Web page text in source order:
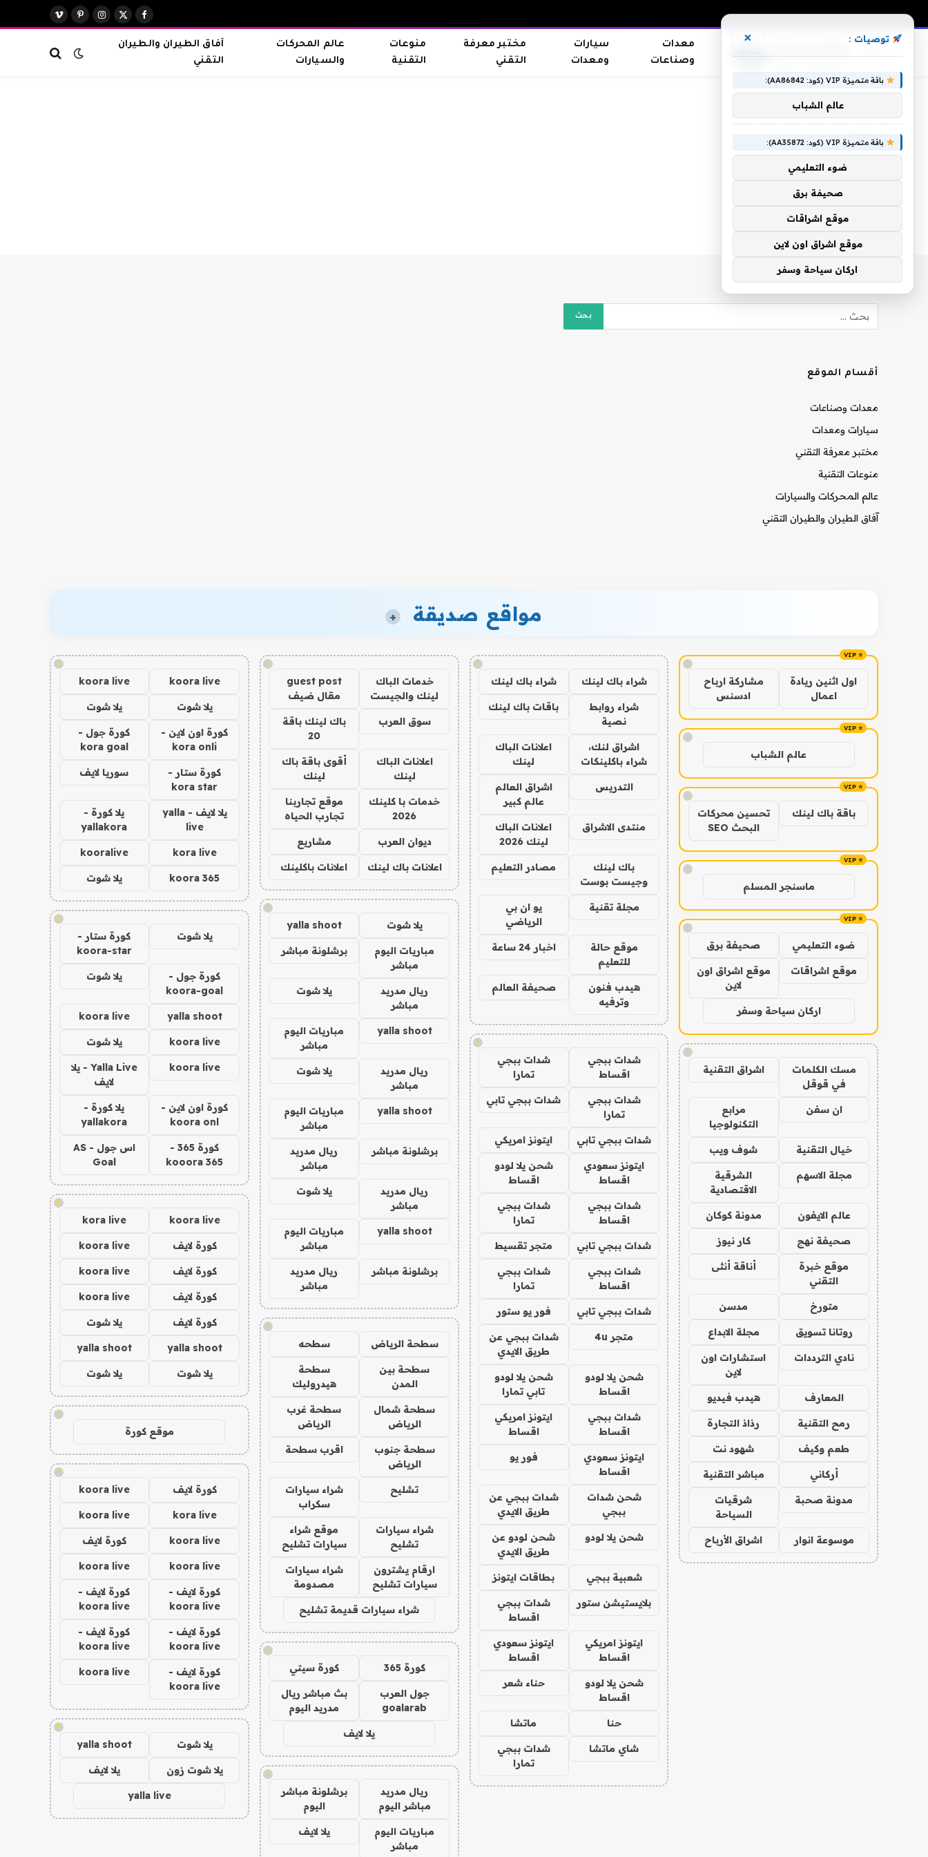
فيسبوك
X
الانستغرامبينتيريست
فيميو
معدات
وصناعات
سيارات
ومعدات
مختبر معرفة
التقني
منوعات
التقنية
عالم المحركات
والسيارات
آفاق الطيران والطيران
التقني
TV
أقسام الموقع
معدات وصناعات
سيارات ومعدات
مختبر معرفة التقني
منوعات التقنية
عالم المحركات والسيارات
آفاق الطيران والطيران التقني
مواقع صديقة +
!
اول اثنين ريادة
اعمال
مشاركة ارباح
ادسنس
!
عالم الشباب
!
باقة باك لينك
تحسين محركات
البحث SEO
!
ماسنجر المسلم
!
ضوء التعليمي صحيفة برق
موقع اشراقات
موقع اشراق اون
لاين
اركان سياحة وسفر
!
مسك الكلمات
في قوقل
اشراق التقنية
ان سفن
مرابع
التكنولوجيا
خيال التقنية شوف ويب
مجلة الاسهم
الشرقية
الاقتصادية
عالم الايفون مدونة كوكان
صحيفة نهج كار نيوز
موقع خبرة
التقني
أناقة أنثى
متورخ مدسن
روتانا تسويق مجلة الابداع
نادي الترددات
استشارات اون
لاين
المعارف هيدب فيديو
رمح التقنية رذاذ التجارة
طعم وكيف شهود نت
أركاني مباشر التقنية
مدونة صحبة
شرقيات
السياحة
موسوعة انوار اشراق الأرباح
!
شراء باك لينك شراء باك لينك
شراء روابط
نصية
باقات باك لينك
اشراق لنك،
شراء باكلينكات
اعلانات الباك
لينك
التدريس
اشراق العالم
عالم كبير
منتدى الاشراق
اعلانات الباك
لينك 2026
باك لينك
وجيست بوست
مصادر التعليم
مجلة تقنية
يو ان بي
الرياضي
موقع حالة
للتعليم
اخبار 24 ساعة
هيدب فنون
وترفيه
صحيفة العالم
!
شدات ببجي
اقساط
شدات ببجي
تمارا
شدات ببجي
تمارا
شدات ببجي تابي
شدات ببجي تابي ايتونز امريكي
ايتونز سعودي
اقساط
شحن يلا لودو
اقساط
شدات ببجي
اقساط
شدات ببجي
تمارا
شدات ببجي تابي متجر تقسيط
شدات ببجي
اقساط
شدات ببجي
تمارا
شدات ببجي تابي فور يو ستور
متجر 4u
شدات ببجي عن
طريق الايدي
شحن يلا لودو
اقساط
شحن يلا لودو
تابي تمارا
شدات ببجي
اقساط
ايتونز امريكي
اقساط
ايتونز سعودي
اقساط
فور يو
شحن شدات
ببجي
شدات ببجي عن
طريق الايدي
شحن يلا لودو
شحن لودو عن
طريق الايدي
شعبية ببجي بطاقات ايتونز
بلايستيشن ستور
شدات ببجي
اقساط
ايتونز امريكي
اقساط
ايتونز سعودي
اقساط
شحن يلا لودو
اقساط
حناء شعر
حنا ماتشا
شاي ماتشا
شدات ببجي
تمارا
!
خدمات الباك
لينك والجيست
guest post
مقال ضيف
سوق العرب
باك لينك باقة
20
اعلانات الباك
لينك
أقوى باقة باك
لينك
خدمات با كلينك
2026
موقع تجاربنا
تجارب الحياه
ديوان العرب مشاريع
اعلانات باك لينك اعلانات باكلينك
!
يلا شوت yalla shoot
مباريات اليوم
مباشر
برشلونة مباشر
ريال مدريد
مباشر
يلا شوت
yalla shoot
مباريات اليوم
مباشر
ريال مدريد
مباشر
يلا شوت
yalla shoot
مباريات اليوم
مباشر
برشلونة مباشر
ريال مدريد
مباشر
ريال مدريد
مباشر
يلا شوت
yalla shoot
مباريات اليوم
مباشر
برشلونة مباشر
ريال مدريد
مباشر
!
سطحة الرياض سطحه
سطحة بين
المدن
سطحة
هيدروليك
سطحة شمال
الرياض
سطحة غرب
الرياض
سطحة جنوب
الرياض
اقرب سطحة
تشليح
شراء سيارات
سكراب
شراء سيارات
تشليح
موقع شراء
سيارات تشليح
ارقام يشترون
سيارات تشليح
شراء سيارات
مصدومة
شراء سيارات قديمة تشليح
!
كورة 365 كورة سيتي
جول العرب
goalarab
بث مباشر ريال
مدريد اليوم
يلا لايف
!
ريال مدريد
مباشر اليوم
برشلونة مباشر
اليوم
مباريات اليوم
مباشر
يلا لايف
!
koora live
koora live
يلا شوت يلا شوت
كورة اون لاين -
kora onli
كورة جول -
kora goal
كورة ستار -
kora star
سوريا لايف
يلا لايف - yalla
live
يلا كورة -
yallakora
kora live
kooralive
koora 365 يلا شوت
!
يلا شوت
كورة ستار -
koora-star
كورة جول -
koora-goal
يلا شوت
yalla shoot
koora live
koora live يلا شوت
koora live
Yalla Live - يلا
لايف
كورة اون لاين -
koora onl
يلا كورة -
yallakora
كورة 365 -
kooora 365
اس جول - AS
Goal
!
koora live
kora live
كورة لايف koora live
كورة لايف koora live
كورة لايف koora live
كورة لايف يلا شوت
yalla shoot
yalla shoot
يلا شوت يلا شوت
!
موقع كورة
!
كورة لايف koora live
kora live
koora live
koora live كورة لايف
koora live
koora live
كورة لايف -
koora live
كورة لايف -
koora live
كورة لايف -
koora live
كورة لايف -
koora live
كورة لايف -
koora live
koora live
!
يلا شوت yalla shoot
يلا شوت زون يلا لايف
yalla live
توصيات : ×
باقة متميزة VIP (كود: AA86842):
عالم الشباب
باقة متميزة VIP (كود: AA35872):
ضوء التعليمي
صحيفة برق
موقع اشراقات
موقع اشراق اون لاين
اركان سياحة وسفر